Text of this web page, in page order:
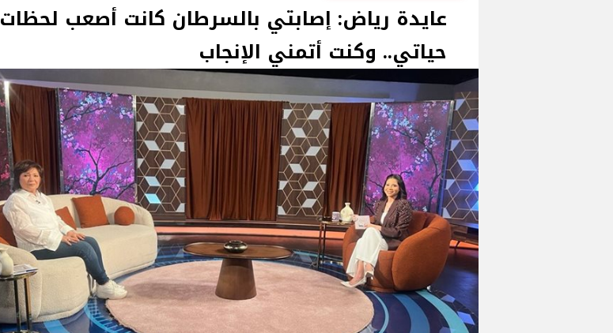
عايدة رياض: إصابتي بالسرطان كانت أصعب لحظات
حياتي.. وكنت أتمني الإنجاب